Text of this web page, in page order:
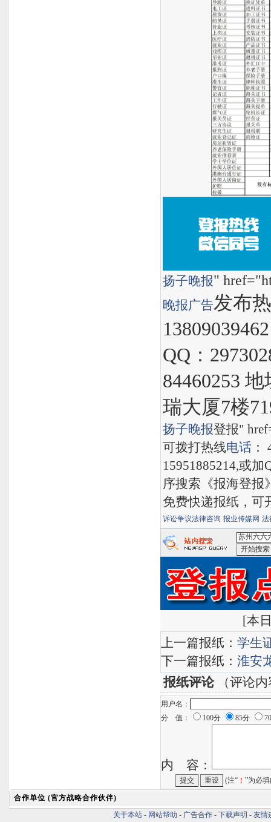
扬子晚报"
晚报广告发布
QQ：
84460253
瑞大厦7楼
扬子晚报登报"
可拨打热线电话
15951885214,或
序搜索《报海登报
免费快递报纸，可
诉讼争议法律咨询 报业传媒网 法
索
[本
上一篇报纸： 学生
下一篇报纸： 淮安
报纸评论（评论内
用户名：
分 值：
100分 85分
内 容：
(注“ ！ ”为必
合作单位 (官方战略合作伙伴)
关于本站 - 网站帮助 - 广告合作 - 下载声明 - 友情